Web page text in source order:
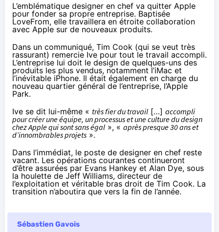
L’emblématique designer en chef va quitter Apple
pour fonder sa propre entreprise. Baptisée
LoveFrom, elle travaillera en étroite collaboration
avec Apple sur de nouveaux produits.
Dans un communiqué, Tim Cook (qui se veut très
rassurant) remercie Ive pour tout le travail accompli.
L’entreprise lui doit le design de quelques-uns des
produits les plus vendus, notamment l’iMac et
l’inévitable iPhone. Il était également en charge du
nouveau quartier général de l’entreprise, l’Apple
Park.
Ive se dit lui-même « très fier du travail […] accompli
pour créer une équipe, un processus et une culture du design
chez Apple qui sont sans égal », « après presque 30 ans et
d’innombrables projets ».
Dans l’immédiat, le poste de designer en chef reste
vacant. Les opérations courantes continueront
d’être assurées par Evans Hankey et Alan Dye, sous
la houlette de Jeff Williams, directeur de
l’exploitation et véritable bras droit de Tim Cook. La
transition n’aboutira que vers la fin de l’année.
Sébastien Gavois